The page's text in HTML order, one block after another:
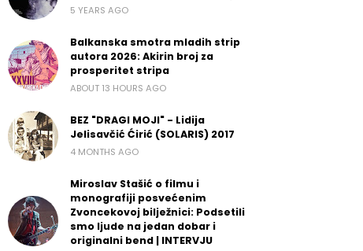
5 YEARS AGO
Balkanska smotra mladih strip
autora 2026: Akirin broj za
prosperitet stripa
ABOUT 13 HOURS AGO
BEZ "DRAGI MOJI" - Lidija
Jelisavčić Ćirić (SOLARIS) 2017
4 MONTHS AGO
Miroslav Stašić o filmu i
monografiji posvećenim
Zvoncekovoj bilježnici: Podsetili
smo ljude na jedan dobar i
originalni bend | INTERVJU